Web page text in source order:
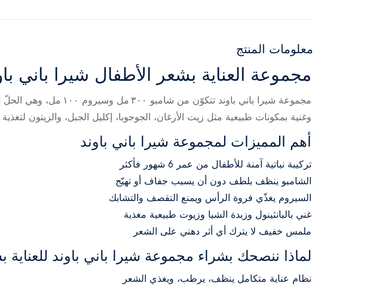
معلومات المنتج
مجموعة العناية بشعر الأطفال شيرا باني
مجموعة شيرا باني
وغنية بمكونات طبيعية مثل زيت الأرغان، الجوجوبا، إكليل الجبل، والزيتون
أهم المميزات لمجموعة شيرا باني باوند
تركيبة نباتية آمنة للأطفال من عمر 6 شهور فأكثر
الشامبو ينظف بلطف دون أن يسبب جفاف أو تهيّج
السيروم يغذّي فروة الرأس ويمنع التقصف والتشابك
غني بالبانثينول وزبدة الشيا وزيوت طبيعية مغذية
ملمس خفيف لا يترك أي أثر دهني على الشعر
لماذا ننصحك بشراء مجموعة شيرا باني باوند للعناية
نظام عناية متكامل ينظف، يرطب، ويغذي الشعر